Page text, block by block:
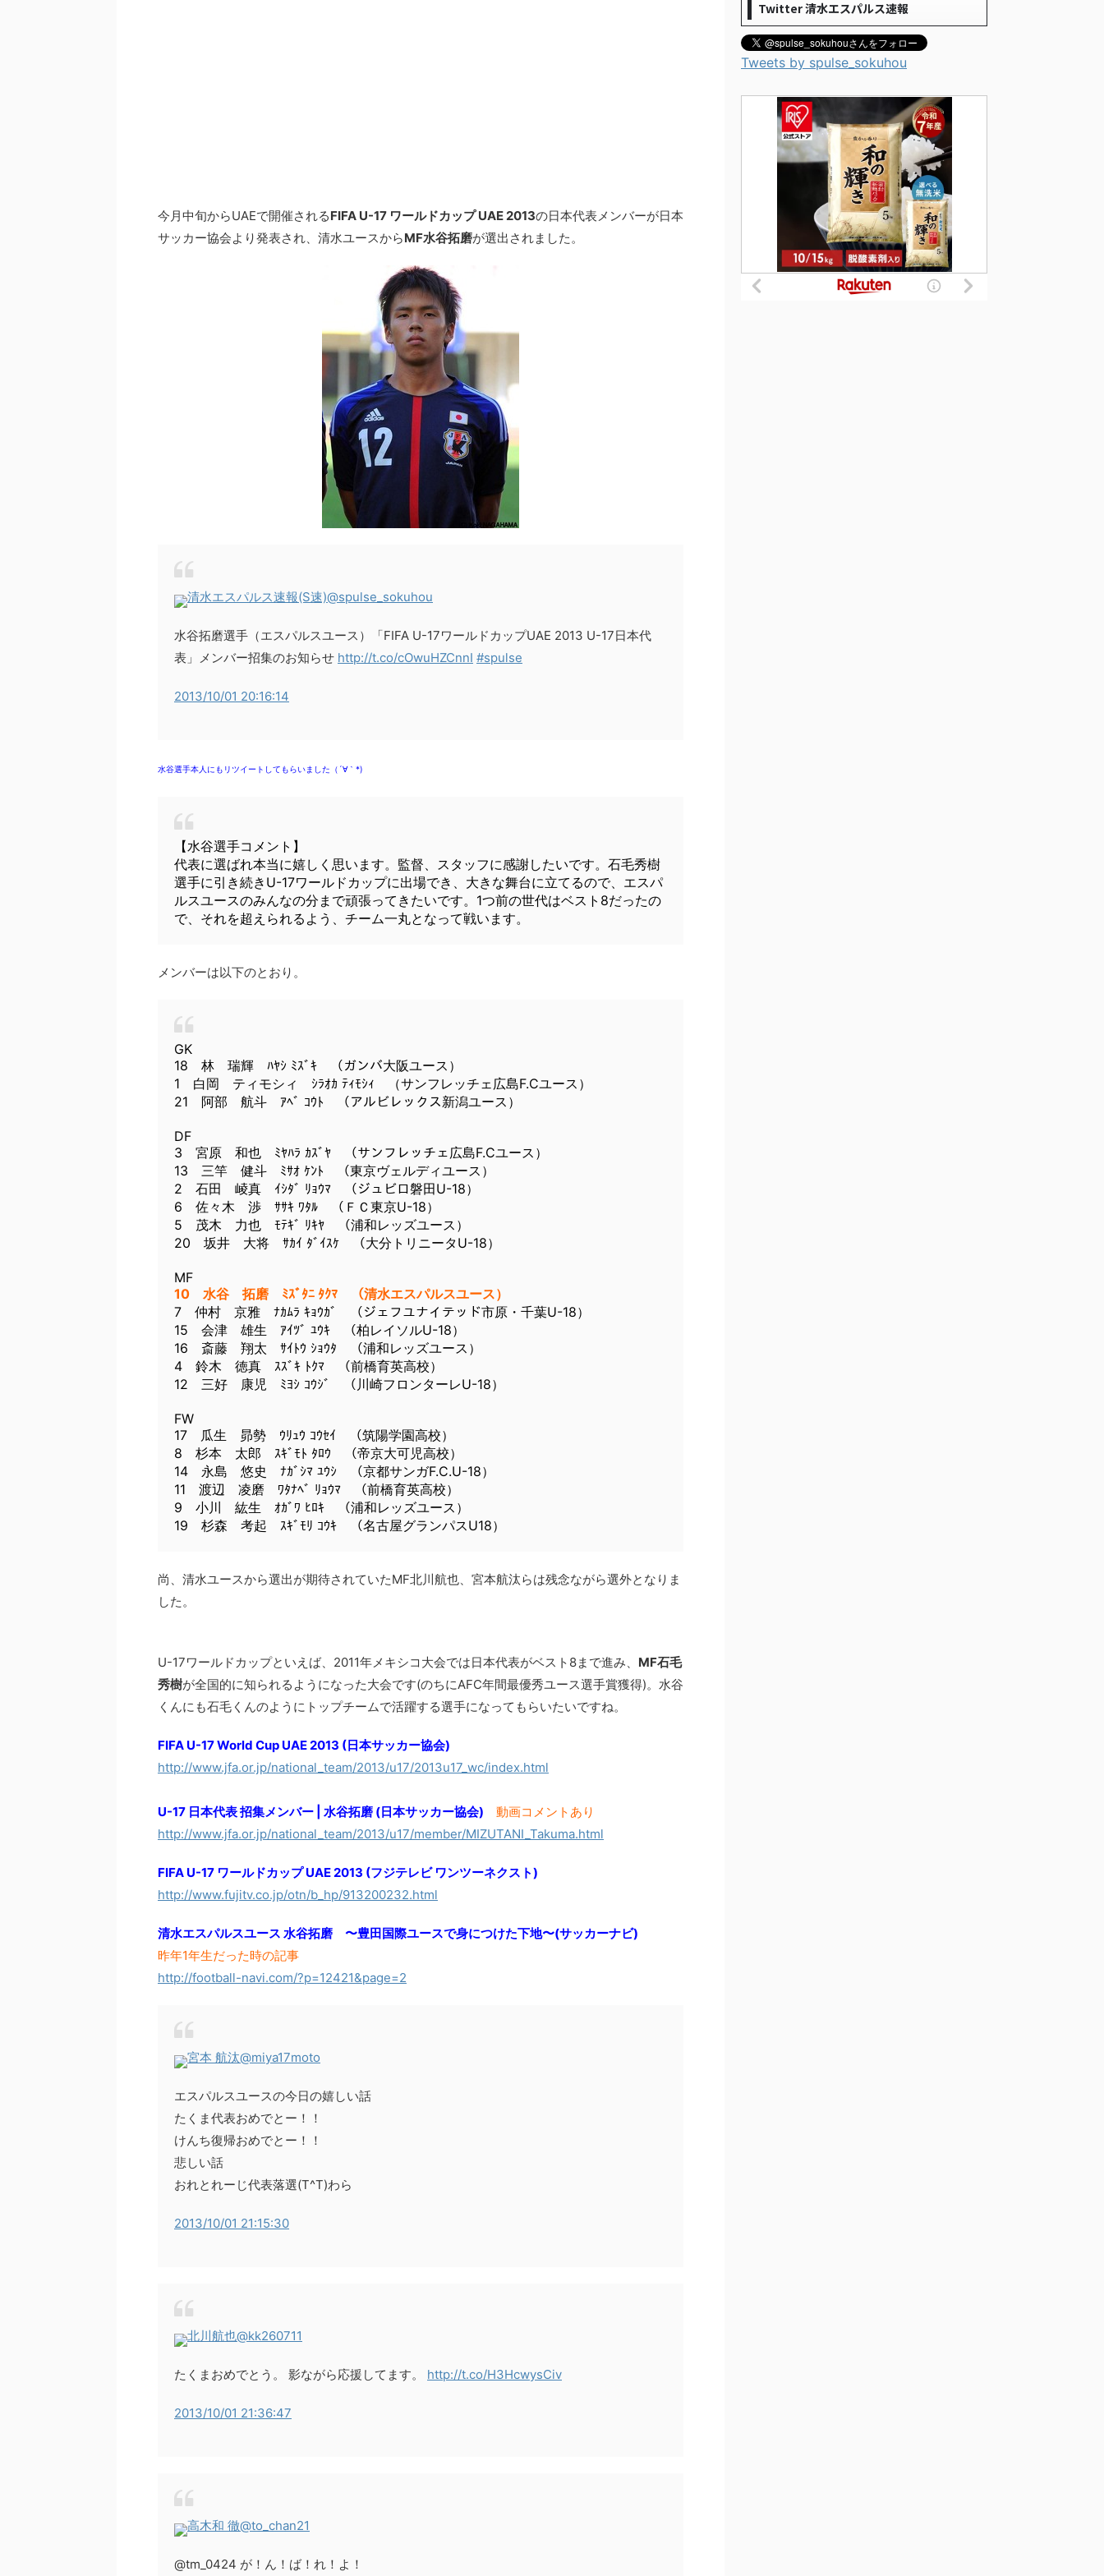
今月中旬からUAEで開催されるFIFA U-17 ワールドカップ UAE 2013の日本代表メンバーが日本
サッカー協会より発表され、清水ユースからMF水谷拓磨が選出されました。
清水エスパルス速報(S速)@spulse_sokuhou
水谷拓磨選手（エスパルスユース）「FIFA U-17ワールドカップUAE 2013 U-17日本代
表」メンバー招集のお知らせ http://t.co/cOwuHZCnnI #spulse
2013/10/01 20:16:14
水谷選手本人にもリツイートしてもらいました（´∀｀*)
【水谷選手コメント】
代表に選ばれ本当に嬉しく思います。監督、スタッフに感謝したいです。石毛秀樹
選手に引き続きU-17ワールドカップに出場でき、大きな舞台に立てるので、エスパ
ルスユースのみんなの分まで頑張ってきたいです。1つ前の世代はベスト8だったの
で、それを超えられるよう、チーム一丸となって戦います。
メンバーは以下のとおり。
GK
18 林 瑞輝 ﾊﾔｼ ﾐｽﾞｷ （ガンバ大阪ユース）
1 白岡 ティモシィ ｼﾗｵｶ ﾃｨﾓｼｨ （サンフレッチェ広島F.Cユース）
21 阿部 航斗 ｱﾍﾞ ｺｳﾄ （アルビレックス新潟ユース）
DF
3 宮原 和也 ﾐﾔﾊﾗ ｶｽﾞﾔ （サンフレッチェ広島F.Cユース）
13 三竿 健斗 ﾐｻｵ ｹﾝﾄ （東京ヴェルディユース）
2 石田 崚真 ｲｼﾀﾞ ﾘｮｳﾏ （ジュビロ磐田U-18）
6 佐々木 渉 ｻｻｷ ﾜﾀﾙ （ＦＣ東京U-18）
5 茂木 力也 ﾓﾃｷﾞ ﾘｷﾔ （浦和レッズユース）
20 坂井 大将 ｻｶｲ ﾀﾞｲｽｹ （大分トリニータU-18）
MF
10 水谷 拓磨 ﾐｽﾞﾀﾆ ﾀｸﾏ （清水エスパルスユース）
7 仲村 京雅 ﾅｶﾑﾗ ｷｮｳｶﾞ （ジェフユナイテッド市原・千葉U-18）
15 会津 雄生 ｱｲﾂﾞ ﾕｳｷ （柏レイソルU-18）
16 斎藤 翔太 ｻｲﾄｳ ｼｮｳﾀ （浦和レッズユース）
4 鈴木 徳真 ｽｽﾞｷ ﾄｸﾏ （前橋育英高校）
12 三好 康児 ﾐﾖｼ ｺｳｼﾞ （川崎フロンターレU-18）
FW
17 瓜生 昴勢 ｳﾘｭｳ ｺｳｾｲ （筑陽学園高校）
8 杉本 太郎 ｽｷﾞﾓﾄ ﾀﾛｳ （帝京大可児高校）
14 永島 悠史 ﾅｶﾞｼﾏ ﾕｳｼ （京都サンガF.C.U-18）
11 渡辺 凌磨 ﾜﾀﾅﾍﾞ ﾘｮｳﾏ （前橋育英高校）
9 小川 紘生 ｵｶﾞﾜ ﾋﾛｷ （浦和レッズユース）
19 杉森 考起 ｽｷﾞﾓﾘ ｺｳｷ （名古屋グランパスU18）
尚、清水ユースから選出が期待されていたMF北川航也、宮本航汰らは残念ながら選外となりま
した。
U-17ワールドカップといえば、2011年メキシコ大会では日本代表がベスト8まで進み、 MF石毛
秀樹が全国的に知られるようになった大会です(のちにAFC年間最優秀ユース選手賞獲得)。水谷
くんにも石毛くんのようにトップチームで活躍する選手になってもらいたいですね。
FIFA U-17 World Cup UAE 2013 (日本サッカー協会)
http://www.jfa.or.jp/national_team/2013/u17/2013u17_wc/index.html
U-17 日本代表 招集メンバー | 水谷拓磨 (日本サッカー協会) 動画コメントあり
http://www.jfa.or.jp/national_team/2013/u17/member/MIZUTANI_Takuma.html
FIFA U-17 ワールドカップ UAE 2013 (フジテレビ ワンツーネクスト)
http://www.fujitv.co.jp/otn/b_hp/913200232.html
清水エスパルスユース 水谷拓磨 〜豊田国際ユースで身につけた下地〜(サッカーナビ)
昨年1年生だった時の記事
http://football-navi.com/?p=12421&page=2
宮本 航汰@miya17moto
エスパルスユースの今日の嬉しい話
たくま代表おめでとー！！
けんち復帰おめでとー！！
悲しい話
おれとれーじ代表落選(T^T)わら
2013/10/01 21:15:30
北川航也@kk260711
たくまおめでとう。 影ながら応援してます。 http://t.co/H3HcwysCiv
2013/10/01 21:36:47
高木和 徹@to_chan21
@tm_0424 が！ん！ば！れ！よ！
Twitter 清水エスパルス速報
Tweets by spulse_sokuhou